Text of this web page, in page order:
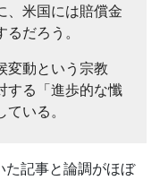
、米国には賠償金
だろう。
変動という宗教
する「進歩的な懺
いる。
た記事と論調がほぼ